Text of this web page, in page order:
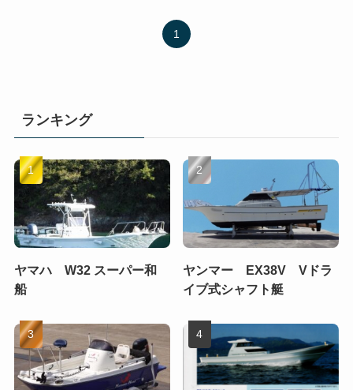
1
ランキング
ヤマハ W32 スーパー和
船
ヤンマー EX38V Vドラ
イブ式シャフト艇